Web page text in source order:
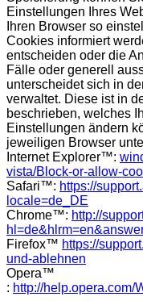
Einstellungen Ihres
Ihren Browser so
Cookies informiert
entscheiden oder die
Fälle oder generell
unterscheidet sich in
verwaltet. Diese ist in
beschrieben, welches
Einstellungen ändern
jeweiligen Browser
Internet Explorer™:
vista/Block-or-allow-
Safari™: https://
locale=de_DE
Chrome™: http://
Firefox™ https://
und-ablehnen
Opera™
: http://help.opera.com/